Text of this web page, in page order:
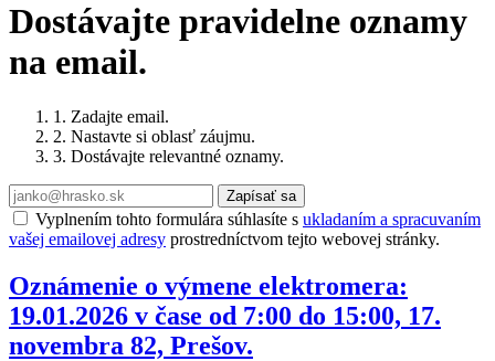
Dostávajte pravidelne oznamy
na email.
1. Zadajte email.
2. Nastavte si oblasť záujmu.
3. Dostávajte relevantné oznamy.
Zapísať sa
Vyplnením tohto formulára súhlasíte s ukladaním a spracuvaním
vašej emailovej adresy prostredníctvom tejto webovej stránky.
Oznámenie o výmene elektromera:
19.01.2026 v čase od 7:00 do 15:00, 17.
novembra 82, Prešov.